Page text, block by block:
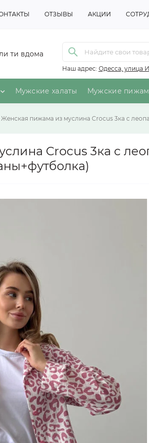
ОТЗЫВЫ АКЦИИ
ти вдома
Наш адрес: Одесса, улица
Мужские халаты Мужские
Женская пижама из муслина Crocus 3ка с
Crocus 3ка с